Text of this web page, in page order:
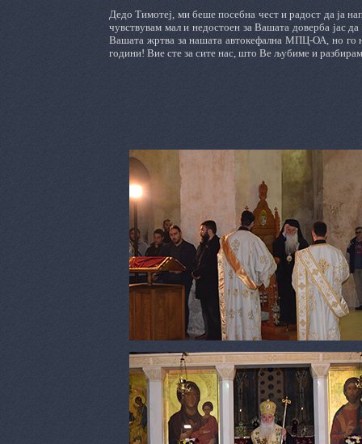
Дедо Тимотеј, ми беше посебна чест и радост да ја
чувствувам мал и недостоен за Вашата доверба јас
Вашата жртва за нашата автокефална МПЦ-ОА, но го
години! Вие сте за сите нас, што Ве љубиме и